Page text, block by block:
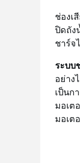
ช่องเ
ปิดถัง
ชาร์จ
ระบบ
อย่าง
เป็นก
มอเต
มอเต